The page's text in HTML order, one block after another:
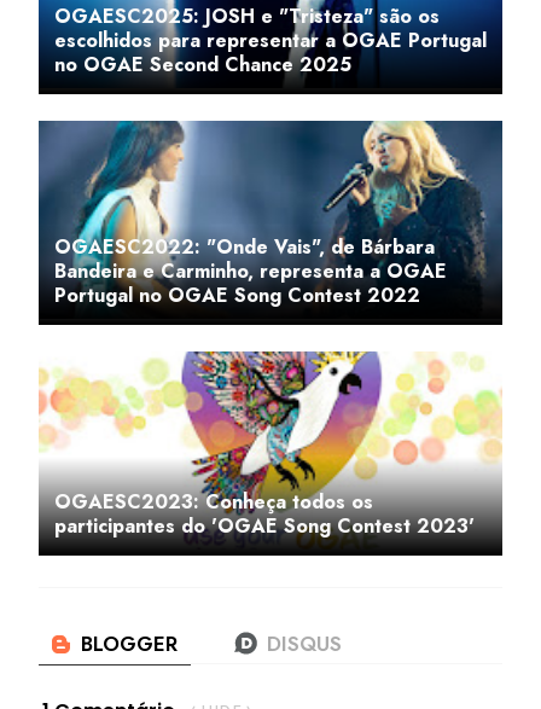
OGAESC2025: JOSH e "Tristeza" são os
escolhidos para representar a OGAE Portugal
no OGAE Second Chance 2025
OGAESC2022: "Onde Vais", de Bárbara
Bandeira e Carminho, representa a OGAE
Portugal no OGAE Song Contest 2022
OGAESC2023: Conheça todos os
participantes do 'OGAE Song Contest 2023'